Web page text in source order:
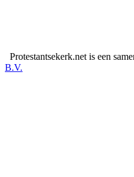
Protestantsekerk.net is een
B.V.